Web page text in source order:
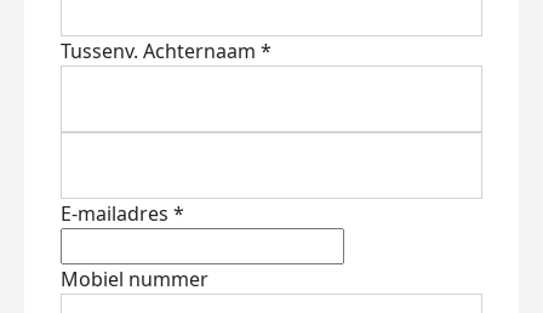
Tussenv. Achternaam *
E-mailadres *
Mobiel nummer